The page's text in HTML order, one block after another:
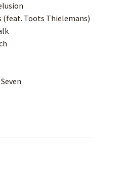
(feat. Toots Thielemans)